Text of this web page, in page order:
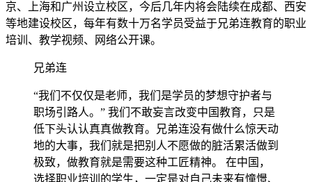
京、上海和广州设立校区，今后几年内将会陆续在成都、西安
等地建设校区，每年有数十万名学员受益于兄弟连教育的职业
培训、教学视频、网络公开课。
兄弟连
“我们不仅仅是老师，我们是学员的梦想守护者与
职场引路人。” 我们不敢妄言改变中国教育，只是
低下头认认真真做教育。兄弟连没有做什么惊天动
地的大事，我们就是把别人不愿做的脏活累活做到
极致，做教育就是需要这种工匠精神。 在中国，
选择职业培训的学生，一定是对自己未来有憧憬、